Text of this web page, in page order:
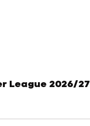
League 2026/27